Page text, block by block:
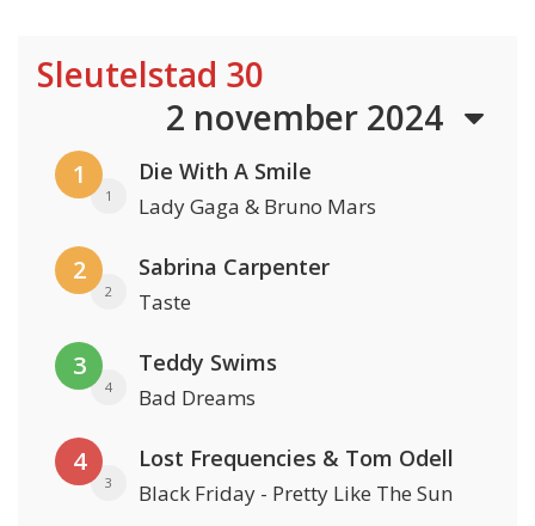
Sleutelstad 30
2 november 2024
1
1
Die With A Smile
Lady Gaga & Bruno Mars
2
2
Sabrina Carpenter
Taste
3
4
Teddy Swims
Bad Dreams
4
3
Lost Frequencies & Tom Odell
Black Friday - Pretty Like The Sun